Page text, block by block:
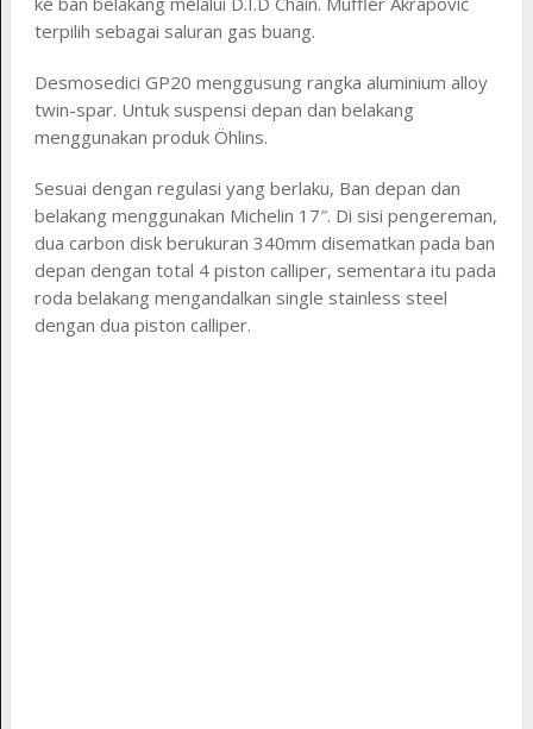
terpilih sebagai saluran gas buang.
Desmosedici GP20 menggusung rangka aluminium alloy
twin-spar. Untuk suspensi depan dan belakang
menggunakan produk Öhlins.
Sesuai dengan regulasi yang berlaku, Ban depan dan
belakang menggunakan Michelin 17″. Di sisi pengereman,
dua carbon disk berukuran 340mm disematkan pada ban
depan dengan total 4 piston calliper, sementara itu pada
roda belakang mengandalkan single stainless steel
dengan dua piston calliper.